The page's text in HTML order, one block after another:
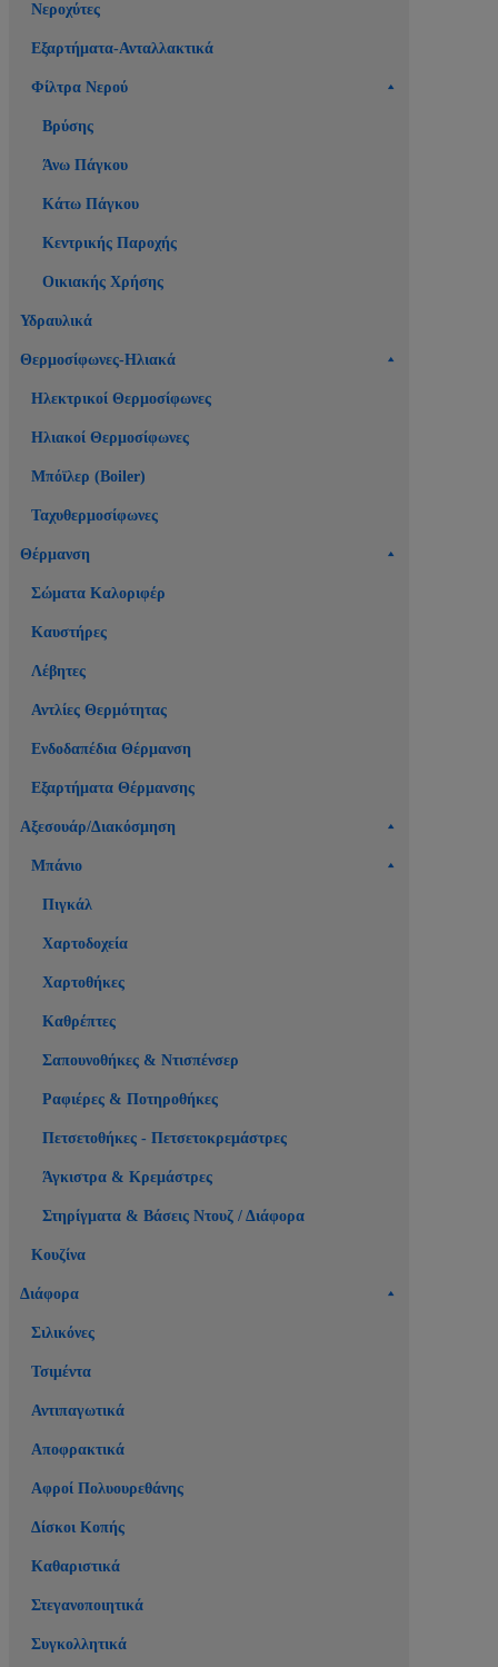
Νεροχύτες
Εξαρτήματα-Ανταλλακτικά
Φίλτρα Νερού
Βρύσης
Άνω Πάγκου
Κάτω Πάγκου
Κεντρικής Παροχής
Οικιακής Χρήσης
Υδραυλικά
Θερμοσίφωνες-Ηλιακά
Ηλεκτρικοί Θερμοσίφωνες
Ηλιακοί Θερμοσίφωνες
Μπόϊλερ (Boiler)
Ταχυθερμοσίφωνες
Θέρμανση
Σώματα Καλοριφέρ
Καυστήρες
Λέβητες
Αντλίες Θερμότητας
Ενδοδαπέδια Θέρμανση
Εξαρτήματα Θέρμανσης
Αξεσουάρ/Διακόσμηση
Μπάνιο
Πιγκάλ
Χαρτοδοχεία
Χαρτοθήκες
Καθρέπτες
Σαπουνοθήκες & Ντισπένσερ
Ραφιέρες & Ποτηροθήκες
Πετσετοθήκες - Πετσετοκρεμάστρες
Άγκιστρα & Κρεμάστρες
Στηρίγματα & Βάσεις Ντουζ / Διάφορα
Κουζίνα
Διάφορα
Σιλικόνες
Τσιμέντα
Αντιπαγωτικά
Αποφρακτικά
Αφροί Πολυουρεθάνης
Δίσκοι Κοπής
Καθαριστικά
Στεγανοποιητικά
Συγκολλητικά